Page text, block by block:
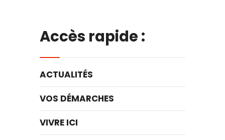
Accès rapide :
ACTUALITÉS
VOS DÉMARCHES
VIVRE ICI